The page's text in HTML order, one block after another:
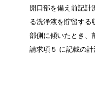
開口部を備え前記計
る洗浄液を貯留する
部側に傾いたとき、
請求項５ に記載の計